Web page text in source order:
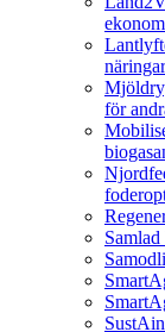
näringar
för